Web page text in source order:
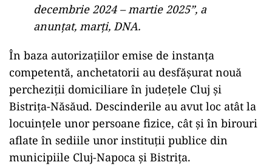
decembrie 2024 – martie 2025”, a
anunțat, marți, DNA.
În baza autorizațiilor emise de instanța
competentă, anchetatorii au desfășurat nouă
percheziții domiciliare în județele Cluj și
Bistrița-Năsăud. Descinderile au avut loc atât la
locuințele unor persoane fizice, cât și în birouri
aflate în sediile unor instituții publice din
municipiile Cluj-Napoca și Bistrița.